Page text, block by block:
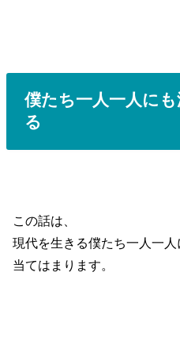
僕たち一人一人に
る
この話は、
現代を生きる僕たち一人一人
当てはまります。